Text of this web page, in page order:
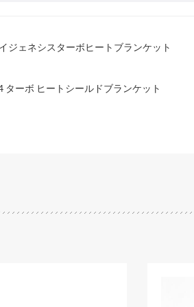
ジェネシスターボヒートブランケット
ターボ ヒートシールドブランケット